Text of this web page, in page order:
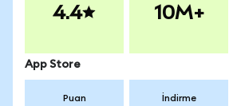
4.4 10M+
App Store
Puan İndirme